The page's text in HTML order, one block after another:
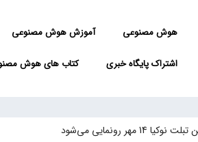
هوش مصنوعی آموزش هوش مصنوعی
اشتراک پایگاه خبری کتاب های هوش
14 مهر رونمایی می‌شود